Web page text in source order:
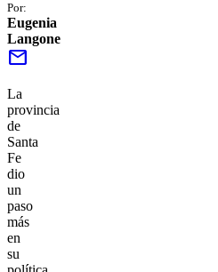
Por:
Eugenia
Langone
mail
La
provincia
de
Santa
Fe
dio
un
paso
más
en
su